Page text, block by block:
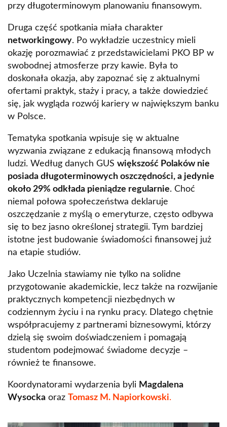
przy długoterminowym planowaniu finansowym.
Druga część spotkania miała charakter
networkingowy. Po wykładzie uczestnicy mieli
okazję porozmawiać z przedstawicielami PKO BP w
swobodnej atmosferze przy kawie. Była to
doskonała okazja, aby zapoznać się z aktualnymi
ofertami praktyk, staży i pracy, a także dowiedzieć
się, jak wygląda rozwój kariery w największym banku
w Polsce.
Tematyka spotkania wpisuje się w aktualne
wyzwania związane z edukacją finansową młodych
ludzi. Według danych GUS większość Polaków nie
posiada długoterminowych oszczędności, a jedynie
około 29% odkłada pieniądze regularnie. Choć
niemal połowa społeczeństwa deklaruje
oszczędzanie z myślą o emeryturze, często odbywa
się to bez jasno określonej strategii. Tym bardziej
istotne jest budowanie świadomości finansowej już
na etapie studiów.
Jako Uczelnia stawiamy nie tylko na solidne
przygotowanie akademickie, lecz także na rozwijanie
praktycznych kompetencji niezbędnych w
codziennym życiu i na rynku pracy. Dlatego chętnie
współpracujemy z partnerami biznesowymi, którzy
dzielą się swoim doświadczeniem i pomagają
studentom podejmować świadome decyzje –
również te finansowe.
Koordynatorami wydarzenia byli Magdalena
Wysocka oraz Tomasz M. Napiorkowski.